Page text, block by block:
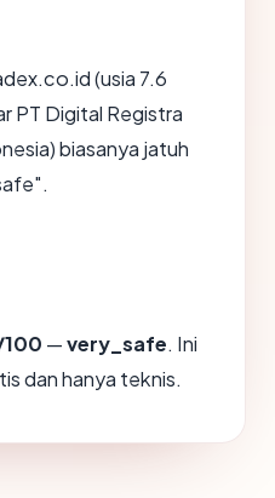
(usia 7.6
PT Digital Registra
biasanya jatuh
—very_safe. Ini
dan hanya teknis.